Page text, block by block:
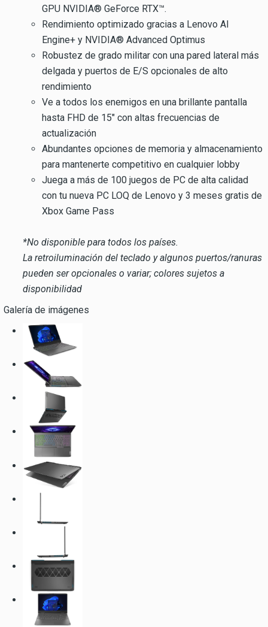
GPU NVIDIA® GeForce RTX™.
Rendimiento optimizado gracias a Lenovo AI
Engine+ y NVIDIA® Advanced Optimus
Robustez de grado militar con una pared lateral más
delgada y puertos de E/S opcionales de alto
rendimiento
Ve a todos los enemigos en una brillante pantalla
hasta FHD de 15″ con altas frecuencias de
actualización
Abundantes opciones de memoria y almacenamiento
para mantenerte competitivo en cualquier lobby
Juega a más de 100 juegos de PC de alta calidad
con tu nueva PC LOQ de Lenovo y 3 meses gratis de
Xbox Game Pass
*No disponible para todos los países.
La retroiluminación del teclado y algunos puertos/ranuras
pueden ser opcionales o variar; colores sujetos a
disponibilidad
Galería de imágenes